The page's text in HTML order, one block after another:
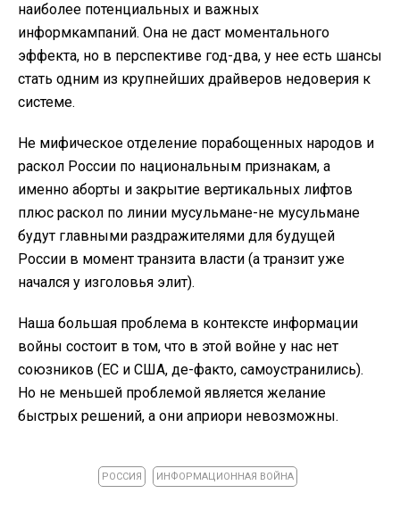
наиболее потенциальных и важных
информкампаний. Она не даст моментального
эффекта, но в перспективе год-два, у нее есть шансы
стать одним из крупнейших драйверов недоверия к
системе.
Не мифическое отделение порабощенных народов и
раскол России по национальным признакам, а
именно аборты и закрытие вертикальных лифтов
плюс раскол по линии мусульмане-не мусульмане
будут главными раздражителями для будущей
России в момент транзита власти (а транзит уже
начался у изголовья элит).
Наша большая проблема в контексте информации
войны состоит в том, что в этой войне у нас нет
союзников (ЕС и США, де-факто, самоустранились).
Но не меньшей проблемой является желание
быстрых решений, а они априори невозможны.
РОССИЯ ИНФОРМАЦИОННАЯ ВОЙНА